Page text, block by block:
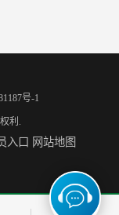
号-1
利.
入口 网站地图